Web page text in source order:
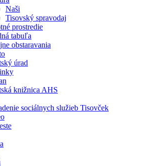
Naši
Tisovský spravodaj
prostredie
tabuľa
obstaravania
úrad
knižnica AHS
sociálnych služieb Tisovček